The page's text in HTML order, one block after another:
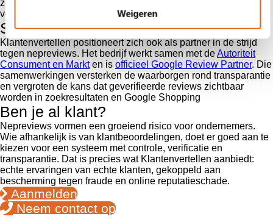
Weigeren
zodat feedback authentiek blijft. Beide maatregelen zorgen
voor betrouwbare, bruikbare klantinformatie. ￼
Samenwerking & geloofwaardigheid
Klantenvertellen positioneert zich ook als partner in de strijd
tegen nepreviews. Het bedrijf werkt samen met deAutoriteit
Consument en Markten is officieel Google Review Partner. Die
samenwerkingen versterken de waarborgen rond transparantie
en vergroten de kans dat geverifieerde reviews zichtbaar
worden in zoekresultaten en Google Shopping
Ben je al klant?
Nepreviews vormen een groeiend risico voor ondernemers.
Wie afhankelijk is van klantbeoordelingen, doet er goed aan te
kiezen voor een systeem met controle, verificatie en
transparantie. Dat is precies wat Klantenvertellen aanbiedt:
echte ervaringen van echte klanten, gekoppeld aan
bescherming tegen fraude en online reputatieschade.
Aanmelden
Neem contact op